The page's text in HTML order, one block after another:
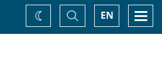
EN
Basculer
la
recherche
Changez
de